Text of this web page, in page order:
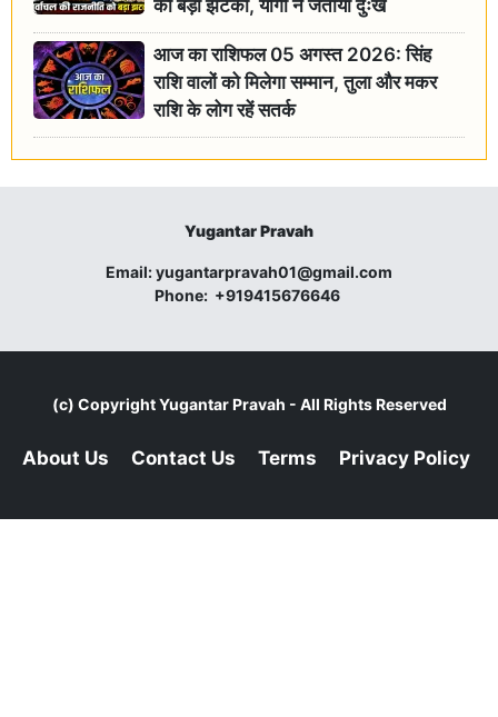
को बड़ा झटका, योगी ने जताया दुःख
आज का राशिफल 05 अगस्त 2026: सिंह
राशि वालों को मिलेगा सम्मान, तुला और मकर
राशि के लोग रहें सतर्क
Yugantar Pravah
Email:yugantarpravah01@gmail.com
Phone: +919415676646
(c) CopyrightYugantar Pravah - All Rights Reserved
About Us Contact Us Terms Privacy Policy